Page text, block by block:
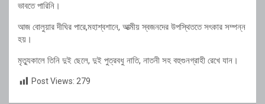
ভাবতে পারিনি।
আজ বোলুয়ার দীঘির পারে,মহাশ্বশানে, আত্মীয় স্বজনদের উপস্থিততে সৎকার সম্পন্ন
হয়।
মৃত্যুকালে তিনি দুই ছেলে, দুই পুত্রবধু নাতি, নাতনী সহ বহুগুনগ্রাহী রেখে যান।
Post Views: 279